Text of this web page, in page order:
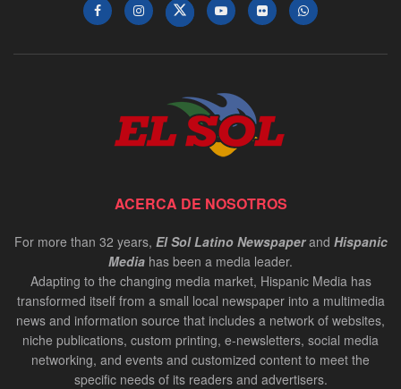
ACERCA DE NOSOTROS
For more than 32 years, El Sol Latino Newspaperand Hispanic
Media has been a media leader.
Adapting to the changing media market, Hispanic Media has
transformed itself from a small local newspaper into a multimedia
news and information source that includes a network of websites,
niche publications, custom printing, e-newsletters, social media
networking, and events and customized content to meet the
specific needs of its readers and advertisers.